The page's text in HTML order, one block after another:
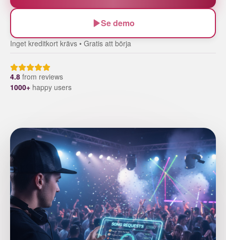
Se demo
Inget kreditkort krävs • Gratis att börja
4.8 from reviews
1000+ happy users